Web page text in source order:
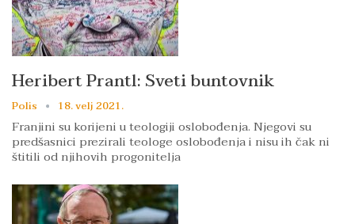
Heribert Prantl: Sveti buntovnik
Polis 18. velj 2021.
Franjini su korijeni u teologiji oslobođenja. Njegovi su
predšasnici prezirali teologe oslobođenja i nisu ih čak ni
štitili od njihovih progonitelja